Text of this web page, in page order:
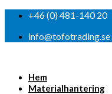
+46 (0) 481-140 20
info@tofotrading.se
Hem
Materialhantering